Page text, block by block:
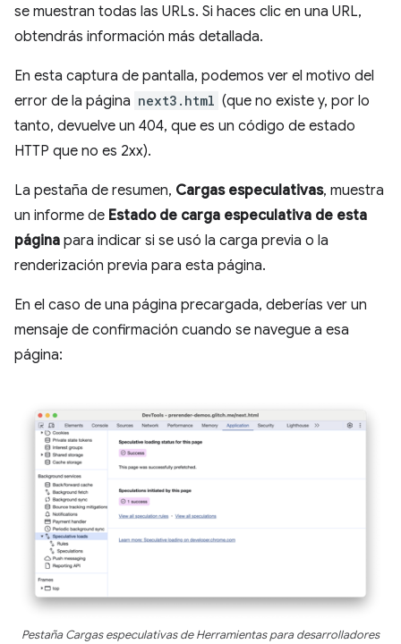
se muestran todas las URLs. Si haces clic en una URL,
obtendrás información más detallada.
En esta captura de pantalla, podemos ver el motivo del
error de la página next3.html (que no existe y, por lo
tanto, devuelve un 404, que es un código de estado
HTTP que no es 2xx).
La pestaña de resumen, Cargas especulativas, muestra
un informe de Estado de carga especulativa de esta
página para indicar si se usó la carga previa o la
renderización previa para esta página.
En el caso de una página precargada, deberías ver un
mensaje de confirmación cuando se navegue a esa
página:
Pestaña Cargas especulativas de Herramientas para desarrolladores